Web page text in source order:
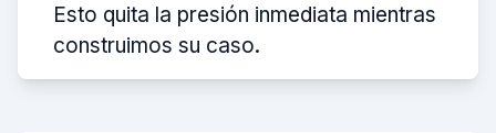
Esto quita la presión inmediata mientras
construimos su caso.